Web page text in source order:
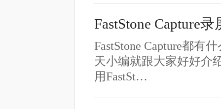
FastStone Capture
FastStone Capture都有
天小编就跟大家好好介
用FastSt…